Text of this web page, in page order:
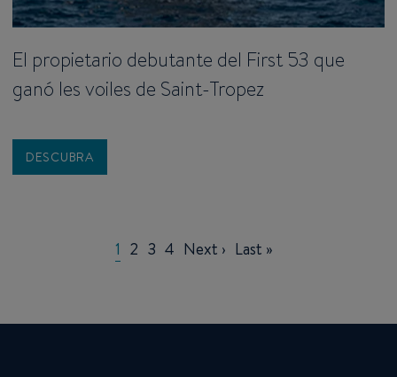
El propietario debutante del First 53 que
ganó les voiles de Saint-Tropez
DESCUBRA
Current
1 Page
2 Page
3 Page
4 Next
Next › Last
Last »